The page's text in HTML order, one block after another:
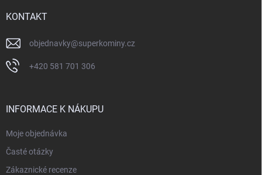
KONTAKT
objednavky@superkominy.cz
+420 581 701 306
INFORMACE K NÁKUPU
Moje objednávka
Časté otázky
Zákaznické recenze